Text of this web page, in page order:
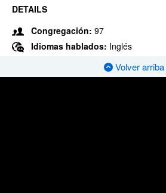
DETAILS
Congregación: 97
Idiomas hablados: Inglés
Volver arriba